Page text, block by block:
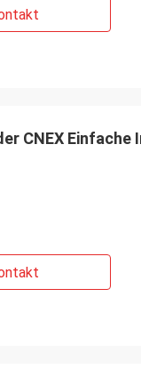
CNEX Einfache